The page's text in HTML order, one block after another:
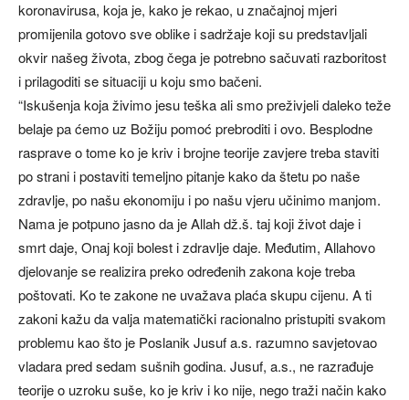
koronavirusa, koja je, kako je rekao, u značajnoj mjeri
promijenila gotovo sve oblike i sadržaje koji su predstavljali
okvir našeg života, zbog čega je potrebno sačuvati razboritost
i prilagoditi se situaciji u koju smo bačeni.
“Iskušenja koja živimo jesu teška ali smo preživjeli daleko teže
belaje pa ćemo uz Božiju pomoć prebroditi i ovo. Besplodne
rasprave o tome ko je kriv i brojne teorije zavjere treba staviti
po strani i postaviti temeljno pitanje kako da štetu po naše
zdravlje, po našu ekonomiju i po našu vjeru učinimo manjom.
Nama je potpuno jasno da je Allah dž.š. taj koji život daje i
smrt daje, Onaj koji bolest i zdravlje daje. Međutim, Allahovo
djelovanje se realizira preko određenih zakona koje treba
poštovati. Ko te zakone ne uvažava plaća skupu cijenu. A ti
zakoni kažu da valja matematički racionalno pristupiti svakom
problemu kao što je Poslanik Jusuf a.s. razumno savjetovao
vladara pred sedam sušnih godina. Jusuf, a.s., ne razrađuje
teorije o uzroku suše, ko je kriv i ko nije, nego traži način kako